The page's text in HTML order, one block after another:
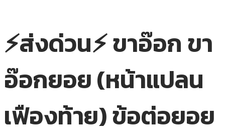
⚡ส่งด่วน⚡ ขาอ๊อก ขา
อ๊อกยอย (หน้าแปลน
เฟืองท้าย) ข้อต่อยอย